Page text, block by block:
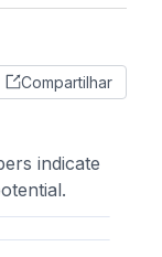
Compartilhar
indicate